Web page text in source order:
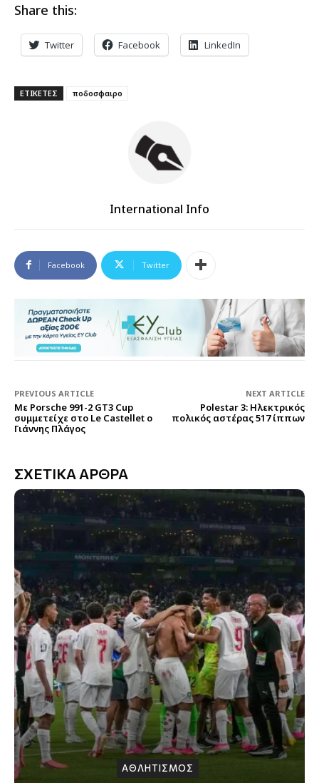
Share this:
Twitter Facebook LinkedIn
ΕΤΙΚΕΤΕΣ ποδοσφαιρο
International Info
Facebook Twitter
PREVIOUS ARTICLE
Με Porsche 991-2 GT3 Cup
συμμετείχε στο Le Castellet ο
Γιάννης Πλάγος
NEXT ARTICLE
Polestar 3: Ηλεκτρικός
πολικός αστέρας 517 ίππων
ΣΧΕΤΙΚΑ ΑΡΘΡΑ
ΑΘΛΗΤΙΣΜΟΣ